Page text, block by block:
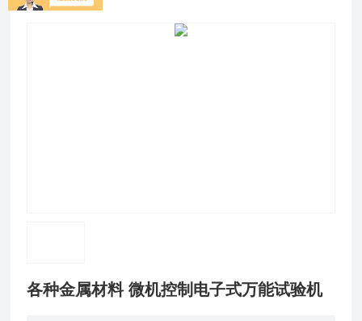
各种金属材料 微机控制电子式万能试验机